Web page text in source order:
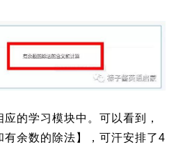
的学习模块中。可以看到，
余数的除法】，可汗安排了4